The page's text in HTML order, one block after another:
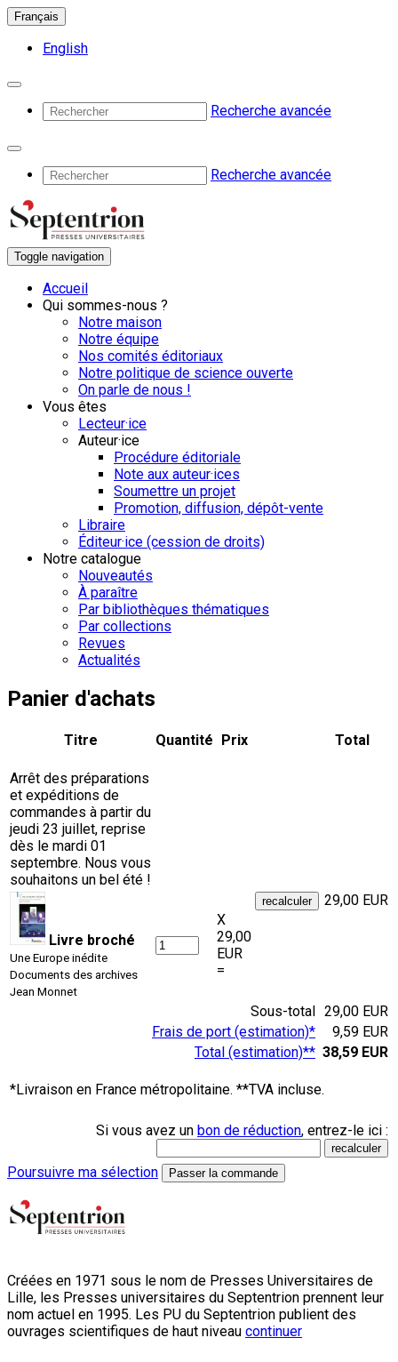
Français
English
Recherche avancée
Recherche avancée
Toggle navigation
Accueil
Qui sommes-nous ?
Notre maison
Notre équipe
Nos comités éditoriaux
Notre politique de science ouverte
On parle de nous !
Vous êtes
Lecteur·ice
Auteur·ice
Procédure éditoriale
Note aux auteur·ices
Soumettre un projet
Promotion, diffusion, dépôt-vente
Libraire
Éditeur·ice (cession de droits)
Notre catalogue
Nouveautés
À paraître
Par bibliothèques thématiques
Par collections
Revues
Actualités
Panier d'achats
Arrêt des préparations
et expéditions de
commandes à partir du
jeudi 23 juillet, reprise
dès le mardi 01
septembre. Nous vous
souhaitons un bel été !
Titre Quantité Prix Total
Livre broché
Une Europe inédite
Documents des archives
Jean Monnet
X
29,00
EUR
=
29,00 EUR
Sous-total 29,00 EUR
Frais de port (estimation)*
9,59 EUR
Total (estimation)** 38,59 EUR
*Livraison en France métropolitaine. **TVA incluse.
Si vous avez un bon de réduction, entrez-le ici :
Poursuivre ma sélection Passer la commande
Créées en 1971 sous le nom de Presses Universitaires de
Lille, les Presses universitaires du Septentrion prennent leur
nom actuel en 1995. Les PU du Septentrion publient des
ouvrages scientifiques de haut niveau continuer